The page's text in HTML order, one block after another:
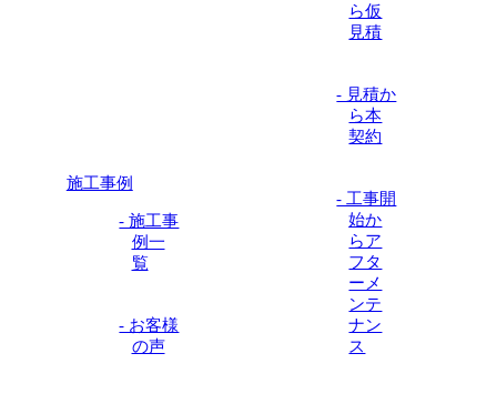
施工事例
- 施工事
例一
覧
- お客様
の声
ら仮
見積
- 見積か
ら本
契約
- 工事開
始か
らア
フタ
ーメ
ンテ
ナン
ス